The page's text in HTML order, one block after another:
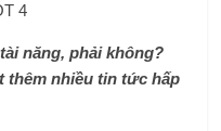
năng, phải không?
thêm nhiều tin tức hấp